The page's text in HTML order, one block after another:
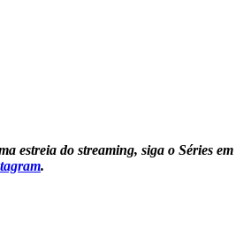
estreia do streaming, siga o Séries em
.